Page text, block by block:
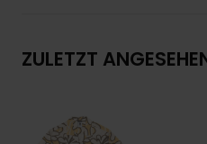
ZULETZT